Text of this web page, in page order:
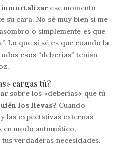
inmortalizar ese momento
su cara. No sé muy bien si me
o simplemente es que
Lo que sí sé es que cuando la
esos “deberías” tenían
cargas tú?
sobre los «deberías» que tú
los llevas? Cuando
las expectativas externas
en modo automático,
verdaderas necesidades.